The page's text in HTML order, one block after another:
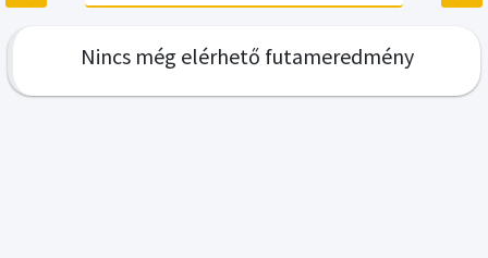
Nincs még elérhető futameredmény